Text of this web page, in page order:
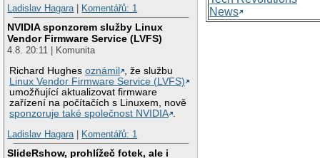
Ladislav Hagara| Komentářů: 1
NVIDIA sponzorem služby Linux
Vendor Firmware Service (LVFS)
4.8. 20:11 | Komunita
Richard Hughesoznámil
, že službu
Linux Vendor Firmware Service (LVFS)
umožňující aktualizovat firmware
zařízení na počítačích s Linuxem, nově
sponzoruje také společnost NVIDIA
Ladislav Hagara| Komentářů: 1
SlideRshow, prohlížeč fotek, ale i
News